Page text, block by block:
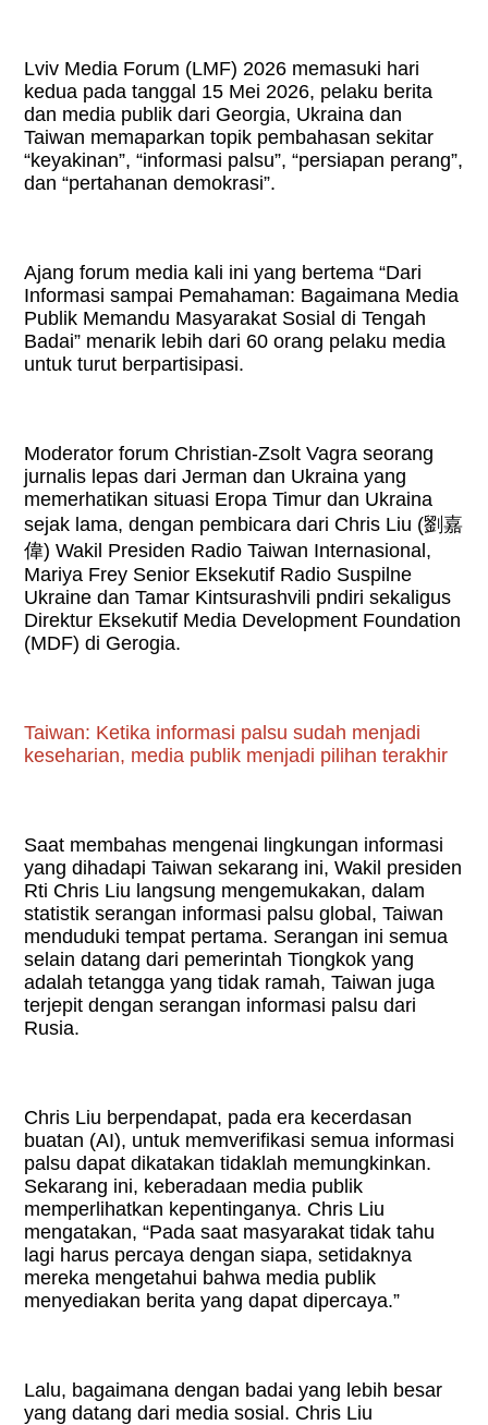
Lviv Media Forum (LMF) 2026 memasuki hari
kedua pada tanggal 15 Mei 2026, pelaku berita
dan media publik dari Georgia, Ukraina dan
Taiwan memaparkan topik pembahasan sekitar
“keyakinan”, “informasi palsu”, “persiapan perang”,
dan “pertahanan demokrasi”.
Ajang forum media kali ini yang bertema “Dari
Informasi sampai Pemahaman: Bagaimana Media
Publik Memandu Masyarakat Sosial di Tengah
Badai” menarik lebih dari 60 orang pelaku media
untuk turut berpartisipasi.
Moderator forum Christian-Zsolt Vagra seorang
jurnalis lepas dari Jerman dan Ukraina yang
memerhatikan situasi Eropa Timur dan Ukraina
sejak lama, dengan pembicara dari Chris Liu (劉嘉
偉) Wakil Presiden Radio Taiwan Internasional,
Mariya Frey Senior Eksekutif Radio Suspilne
Ukraine dan Tamar Kintsurashvili pndiri sekaligus
Direktur Eksekutif Media Development Foundation
(MDF) di Gerogia.
Taiwan: Ketika informasi palsu sudah menjadi
keseharian, media publik menjadi pilihan terakhir
Saat membahas mengenai lingkungan informasi
yang dihadapi Taiwan sekarang ini, Wakil presiden
Rti Chris Liu langsung mengemukakan, dalam
statistik serangan informasi palsu global, Taiwan
menduduki tempat pertama. Serangan ini semua
selain datang dari pemerintah Tiongkok yang
adalah tetangga yang tidak ramah, Taiwan juga
terjepit dengan serangan informasi palsu dari
Rusia.
Chris Liu berpendapat, pada era kecerdasan
buatan (AI), untuk memverifikasi semua informasi
palsu dapat dikatakan tidaklah memungkinkan.
Sekarang ini, keberadaan media publik
memperlihatkan kepentinganya. Chris Liu
mengatakan, “Pada saat masyarakat tidak tahu
lagi harus percaya dengan siapa, setidaknya
mereka mengetahui bahwa media publik
menyediakan berita yang dapat dipercaya.”
Lalu, bagaimana dengan badai yang lebih besar
yang datang dari media sosial. Chris Liu